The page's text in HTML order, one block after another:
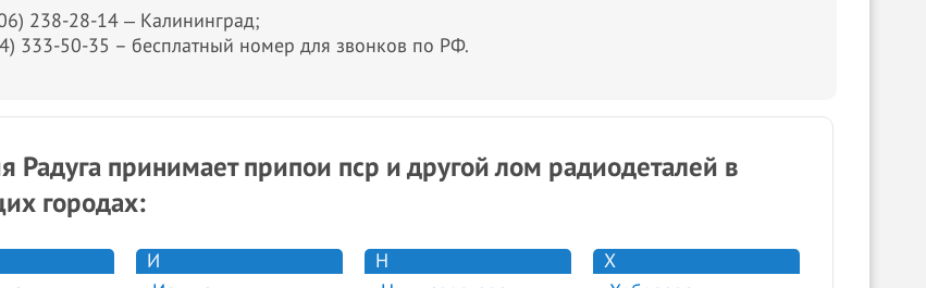
238-28-14 ‒ Калининград;
333-50-35 – бесплатный номер для звонков по РФ.
Радуга принимает припои пср и другой лом радиодеталей в
городах:
И
Н
Х